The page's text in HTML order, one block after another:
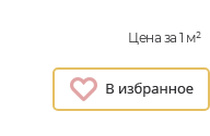
Цена за 1 м²